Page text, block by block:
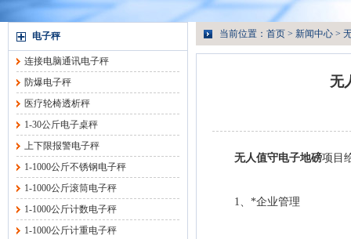
电子秤
连接电脑通讯电子秤
防爆电子秤
医疗轮椅透析秤
1-30公斤电子桌秤
上下限报警电子秤
1-1000公斤不锈钢电子秤
1-1000公斤滚筒电子秤
1-1000公斤计数电子秤
1-1000公斤计重电子秤
当前位置： 首页 > 新闻中心 >
无
无人值守电子地磅项目
1、*企业管理